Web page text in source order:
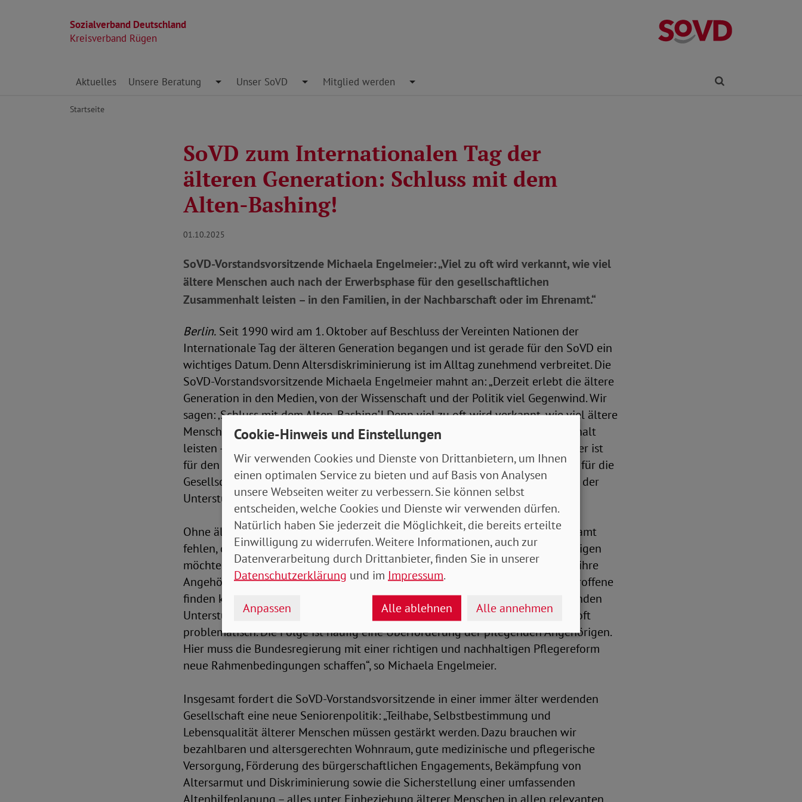
Sozialverband Deutschland
Kreisverband Rügen
Kreisverband
Direkt zu den Inhalten springen
Aktuelles Unsere Beratung Toggle Dropdown
Unser SoVD Toggle Dropdown
Mitglied werden Toggle Dropdown
Startseite
SoVD zum Internationalen Tag der
älteren Generation: Schluss mit dem
Alten-Bashing!
01.10.2025
SoVD-Vorstandsvorsitzende Michaela Engelmeier: „Viel zu oft wird verkannt, wie viel
ältere Menschen auch nach der Erwerbsphase für den gesellschaftlichen
Zusammenhalt leisten – in den Familien, in der Nachbarschaft oder im Ehrenamt.“
Berlin. Seit 1990 wird am 1. Oktober auf Beschluss der Vereinten Nationen der
Internationale Tag der älteren Generation begangen und ist gerade für den SoVD ein
wichtiges Datum. Denn Altersdiskriminierung ist im Alltag zunehmend verbreitet. Die
SoVD-Vorstandsvorsitzende Michaela Engelmeier mahnt an: „Derzeit erlebt die ältere
Generation in den Medien, von der Wissenschaft und der Politik viel Gegenwind. Wir
sagen: ‚Schluss mit dem Alten-Bashing‘! Denn viel zu oft wird verkannt, wie viel ältere
Menschen auch nach der Erwerbsphase für den gesellschaftlichen Zusammenhalt
leisten – in den Familien, in der Nachbarschaft oder im Ehrenamt. Der 1. Oktober ist
für den SoVD darum ein guter Anlass, danke zu sagen. Alt zu sein ist keine Last für die
Gesellschaft oder den Staat, sondern eine Chance und eine unerlässliche Form der
Unterstützung.“
Ohne ältere Menschen würden fast sechs Millionen Menschen allein im Ehrenamt
fehlen, dazu noch weitere in der häuslichen Pflege. „Die meisten Pflegebedürftigen
möchten zuhause betreut werden. Um dies zu ermöglichen, benötigen sie und ihre
Angehörigen allerdings Hilfe bei der pflegerischen Versorgung. Aber: Viele Betroffene
finden keinen Pflegedienst bzw. ihre pflegenden Angehörigen keine ausreichenden
Unterstützungs- bzw. Entlastungsangebote. Gerade auf dem Land ist die Lage oft
problematisch. Die Folge ist häufig eine Überforderung der pflegenden Angehörigen.
Hier muss die Bundesregierung mit einer richtigen und nachhaltigen Pflegereform
neue Rahmenbedingungen schaffen“, so Michaela Engelmeier.
Insgesamt fordert die SoVD-Vorstandsvorsitzende in einer immer älter werdenden
Gesellschaft eine neue Seniorenpolitik: „Teilhabe, Selbstbestimmung und
Lebensqualität älterer Menschen müssen gestärkt werden. Dazu brauchen wir
bezahlbaren und altersgerechten Wohnraum, gute medizinische und pflegerische
Versorgung, Förderung des bürgerschaftlichen Engagements, Bekämpfung von
Altersarmut und Diskriminierung sowie die Sicherstellung einer umfassenden
Cookie-Hinweis und Einstellungen
Wir verwenden Cookies und Dienste von Drittanbietern, um Ihnen
einen optimalen Service zu bieten und auf Basis von Analysen
unsere Webseiten weiter zu verbessern. Sie können selbst
entscheiden, welche Cookies und Dienste wir verwenden dürfen.
Natürlich haben Sie jederzeit die Möglichkeit, die bereits erteilte
Einwilligung zu widerrufen. Weitere Informationen, auch zur
Datenverarbeitung durch Drittanbieter, finden Sie in unserer
Datenschutzerklärung und im Impressum.
Anpassen Alle ablehnen Alle annehmen